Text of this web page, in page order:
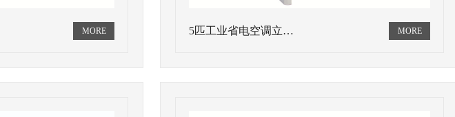
5匹工业省电空调立…